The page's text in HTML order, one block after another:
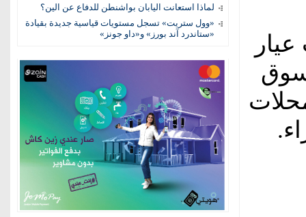
لماذا استعانت اليابان بواشنطن للدفاع عن الين؟
«وول ستريت» تسجل مستويات قياسية جديدة بقيادة
«ستاندرد آند بورز» و«داو جونز»
محلات